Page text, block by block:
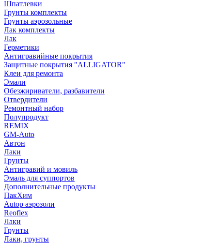
Шпатлевки
Грунты комплекты
Грунты аэрозольные
Лак комплекты
Лак
Герметики
Антигравийные покрытия
Защитные покрытия "ALLIGATOR"
Клеи для ремонта
Эмали
Обезжириватели, разбавители
Отвердители
Ремонтный набор
Полупродукт
REMIX
GM-Auto
Автон
Лаки
Грунты
Антигравий и мовиль
Эмаль для суппортов
Дополнительные продукты
ПакХим
Autop аэрозоли
Reoflex
Лаки
Грунты
Лаки, грунты